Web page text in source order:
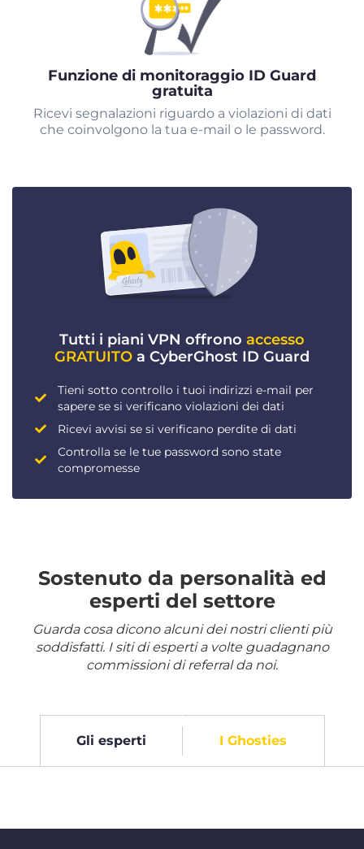
Funzione di monitoraggio ID Guard
gratuita
Ricevi segnalazioni riguardo a violazioni di dati
che coinvolgono la tua e-mail o le password.
Tutti i piani VPN offrono accesso
GRATUITO a CyberGhost ID Guard
Tieni sotto controllo i tuoi indirizzi e-mail per
sapere se si verificano violazioni dei dati
Ricevi avvisi se si verificano perdite di dati
Controlla se le tue password sono state
compromesse
Sostenuto da personalità ed
esperti del settore
Guarda cosa dicono alcuni dei nostri clienti più
soddisfatti. I siti di esperti a volte guadagnano
commissioni di referral da noi.
Gli esperti I Ghosties